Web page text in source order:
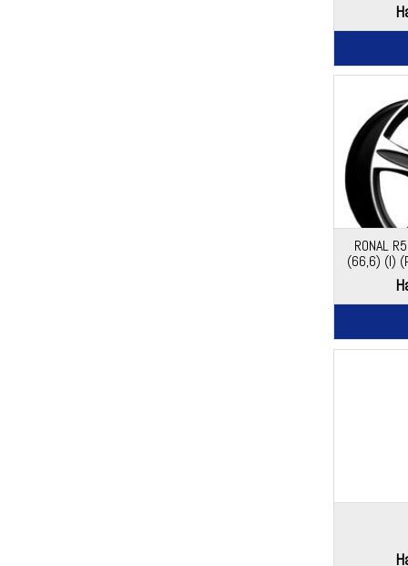
RONAL
(66,6) (I)